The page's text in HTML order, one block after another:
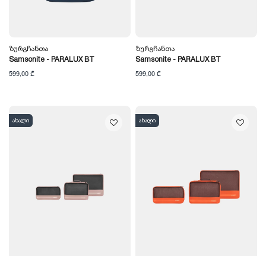
Ზურგჩანთა
Samsonite - PARALUX BT
599,00 ₾
Ზურგჩანთა
Samsonite - PARALUX BT
599,00 ₾
ახალი ახალი